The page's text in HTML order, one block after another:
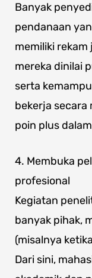
Banyak
pendanaan
memiliki rekam
mereka dinilai
serta
bekerja
poin plus
4. Membuka
profesional
Kegiatan
banyak pihak,
(misalnya
Dari sini,